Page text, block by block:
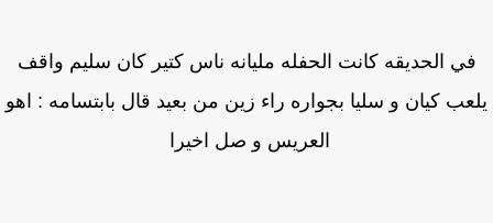
الحديقه كانت الحفله مليانه ناس كتير كان سليم واقف
كيان و سليا بجواره راء زين من بعيد قال بابتسامه : اهو
العريس و صل اخيرا